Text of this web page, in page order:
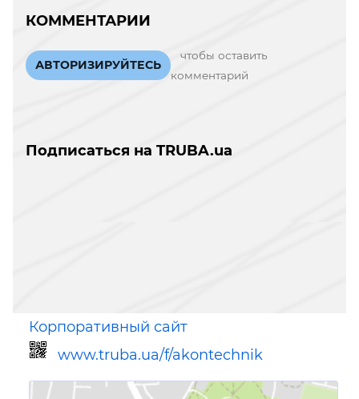
КОММЕНТАРИИ
АВТОРИЗИРУЙТЕСЬ
чтобы оставить
комментарий
Подписаться на TRUBA.ua
Корпоративный сайт
www.truba.ua/f/akontechnik